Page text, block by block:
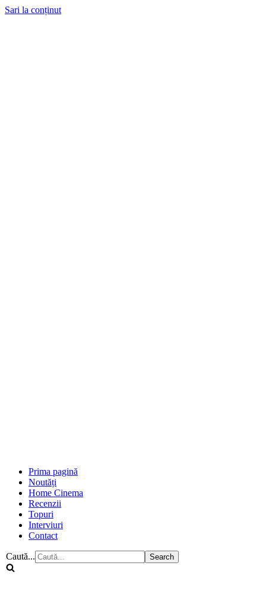
Sari la conținut
Prima pagină
Noutăți
Home Cinema
Recenzii
Topuri
Interviuri
Contact
Caută...